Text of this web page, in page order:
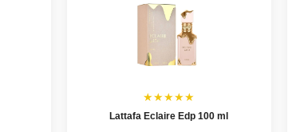
★★★★★
Lattafa Eclaire Edp 100 ml